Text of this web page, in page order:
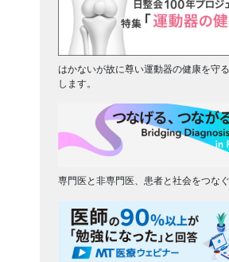
はかないが故に尊い運動器の健康を守
します。
専門医と非専門医、患者と社会をつな